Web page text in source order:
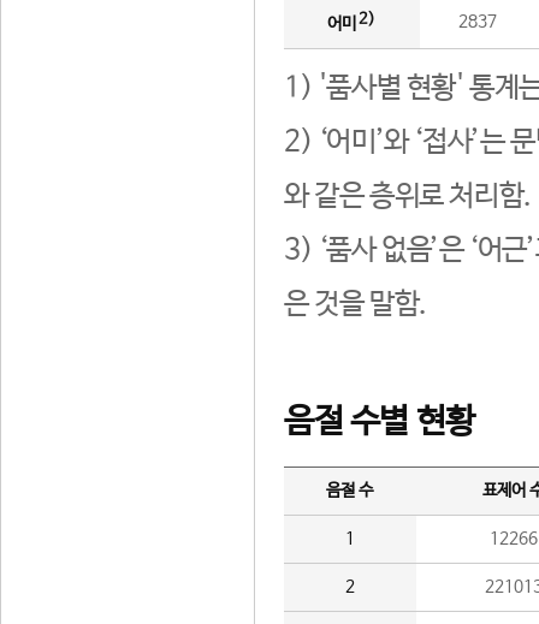
어미 2) 2837
1) '품사별 현황' 통계
2) ‘어미’와 ‘접사’는
와 같은 층위로 처리함.
3) ‘품사 없음’은 ‘어
은 것을 말함.
음절 수별 현황
음절 수 표제어
1 12266
2